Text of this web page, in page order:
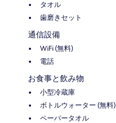
タオル
歯磨きセット
通信設備
WiFi (無料)
電話
お食事と飲み物
小型冷蔵庫
ボトルウォーター (無料)
ペーパータオル